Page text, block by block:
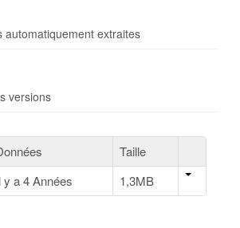
automatiquement extraites
versions
Taille
y a 4 Années 1,3MB